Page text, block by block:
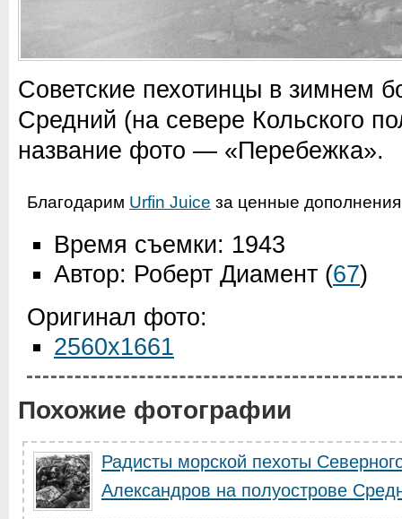
Советские пехотинцы в зимнем
Средний (на севере Кольского
название фото — «Перебежка».
Благодарим Urfin Juice за ценные дополнения
Время съемки: 1943
Автор: Роберт Диамент (67)
Оригинал фото:
2560x1661
Похожие фотографии
Радисты морской пехоты
Александров на полуострове